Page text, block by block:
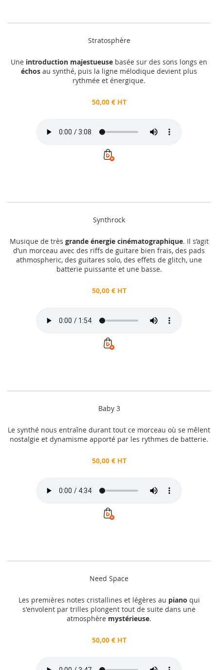
Stratosphère
Une introduction majestueuse basée sur des sons longs en
échos au synthé, puis la ligne mélodique devient plus
rythmée et énergique.
50,00 € HT
Synthrock
Musique de très grande énergie cinématographique. Il s’agit
d’un morceau avec des riffs de guitare bien frais, des pads
athmospheric, des guitares solo, des effets de glitch, une
batterie puissante et une basse.
50,00 € HT
Baby 3
Le synthé nous entraîne durant tout ce morceau où se mêlent
nostalgie et dynamisme apporté par les rythmes de batterie.
50,00 € HT
Need Space
Les premières notes cristallines et légères au piano qui
s'envolent par trilles plongent tout de suite dans une
atmosphère mystérieuse.
50,00 € HT